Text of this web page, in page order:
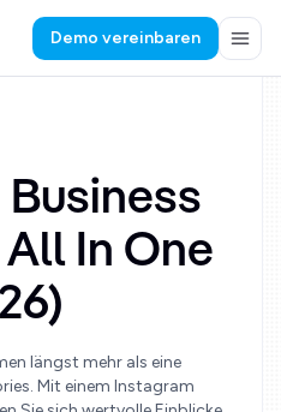
Demo vereinbaren
In One
längst mehr als eine
Mit einem Instagram